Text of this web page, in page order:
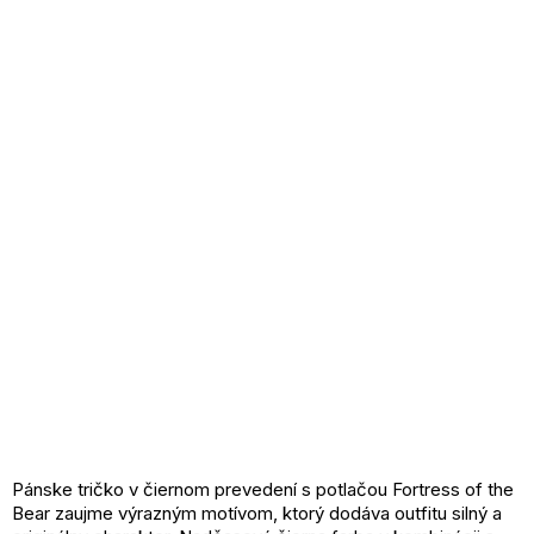
Pánske tričko v čiernom prevedení s potlačou Fortress of the
Bear zaujme výrazným motívom, ktorý dodáva outfitu silný a